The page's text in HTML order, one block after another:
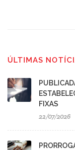
ÚLTIMAS
FIXAS
22/07/2026